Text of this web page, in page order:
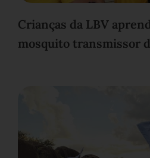
Crianças da LBV
mosquito transmissor